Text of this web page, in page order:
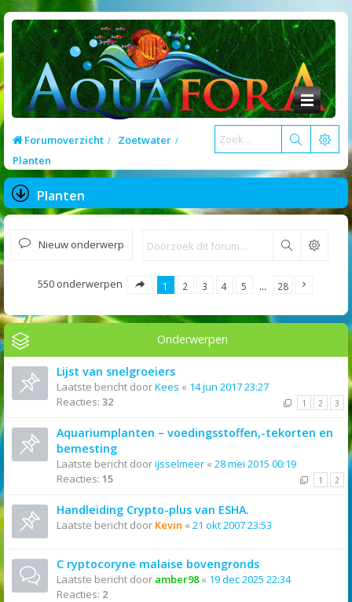
Forumoverzicht
Zoetwater
Planten
Planten
Nieuw onderwerp Zoek
550 onderwerpen 1 2 3 4 5 … 28
Onderwerpen
Lijst van snelgroeiers
Laatste bericht doorKees « 14 jun 2017 23:27
Reacties: 32 1 2 3
Aquariumplanten – voedingsstoffen,-tekorten en
bemesting
Laatste bericht doorijsselmeer « 28 mei 2015 00:19
Reacties: 15 1 2
Handleiding Crypto-plus van ESHA.
Laatste bericht door Kevin « 21 okt 2007 23:53
C ryptocoryne malaise bovengronds
Laatste bericht door amber98« 19 dec 2025 22:34
Reacties: 2